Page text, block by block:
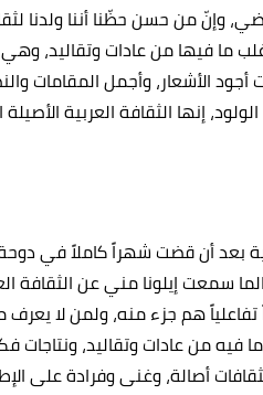
وإنّ من حسن حظّنا أننا ولدنا
ما فيها من عادات وتقاليد،
الأشعار، وأجمل المقامات
إنها الثقافة العربية
بعد أن قضت شهراً كاملاً في
مونديال كأس العالم لعام 2022م، فلطالما سمعت إيلونا مني
تفاعلياً هم جزء منه، ولمن لا
من عادات وتقاليد، ونتاجات
أصالة، وغنى وفرادة على